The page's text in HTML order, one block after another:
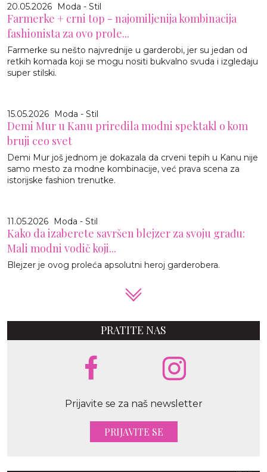
20.05.2026 Moda - Stil
Farmerke + crni top - najomiljenija kombinacija
fashionista za ovo prole...
Farmerke su nešto najvrednije u garderobi, jer su jedan od
retkih komada koji se mogu nositi bukvalno svuda i izgledaju
super stilski.
15.05.2026 Moda - Stil
Demi Mur u Kanu priredila modni spektakl o kom
bruji ceo svet
Demi Mur još jednom je dokazala da crveni tepih u Kanu nije
samo mesto za modne kombinacije, već prava scena za
istorijske fashion trenutke.
11.05.2026 Moda - Stil
Kako da izaberete savršen blejzer za svoju građu:
Mali modni vodič koji...
Blejzer je ovog proleća apsolutni heroj garderobera.
PRATITE NAS
Prijavite se za naš newsletter
PRIJAVITE SE